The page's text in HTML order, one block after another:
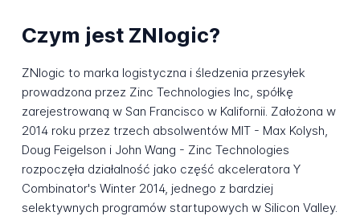
Czym jest ZNlogic?
ZNlogic to marka logistyczna i śledzenia przesyłek
prowadzona przez Zinc Technologies Inc, spółkę
zarejestrowaną w San Francisco w Kalifornii. Założona w
2014 roku przez trzech absolwentów MIT - Max Kolysh,
Doug Feigelson i John Wang - Zinc Technologies
rozpoczęła działalność jako część akceleratora Y
Combinator's Winter 2014, jednego z bardziej
selektywnych programów startupowych w Silicon Valley.